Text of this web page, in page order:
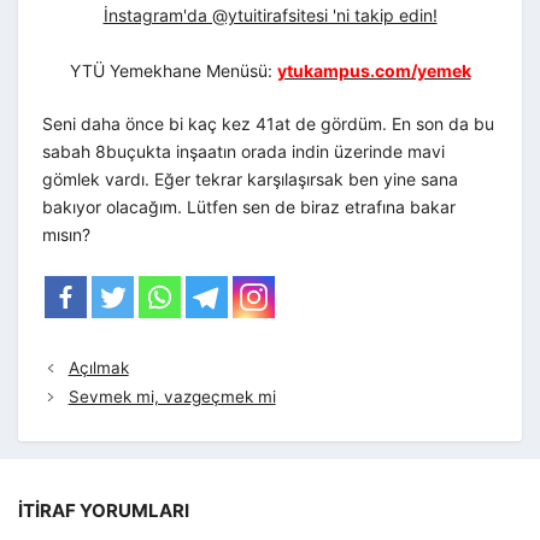
İnstagram'da @ytuitirafsitesi 'ni takip edin!
YTÜ Yemekhane Menüsü: ytukampus.com/yemek
Seni daha önce bi kaç kez 41at de gördüm. En son da bu
sabah 8buçukta inşaatın orada indin üzerinde mavi
gömlek vardı. Eğer tekrar karşılaşırsak ben yine sana
bakıyor olacağım. Lütfen sen de biraz etrafına bakar
mısın?
Açılmak
Sevmek mi, vazgeçmek mi
İTIRAF YORUMLARI